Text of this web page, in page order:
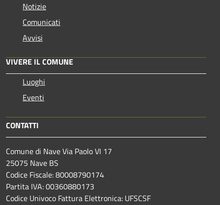
Notizie
Comunicati
Avvisi
VIVERE IL COMUNE
Luoghi
Eventi
CONTATTI
Comune di Nave Via Paolo VI 17
25075 Nave BS
Codice Fiscale: 80008790174
Partita IVA: 00360880173
Codice Univoco Fattura Elettronica: UFSCSF